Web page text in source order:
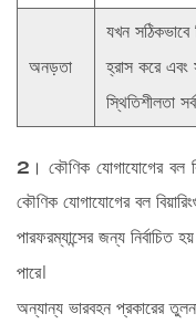
অনড়তা
যখন সঠিকভাবে
হ্রাস করে এবং
স্থিতিশীলতা
2। কৌণিক যোগাযোগের বল
কৌণিক যোগাযোগের বল
পারফরম্যান্সের জন্য
পারে।
অন্যান্য ভারবহন প্রকারের